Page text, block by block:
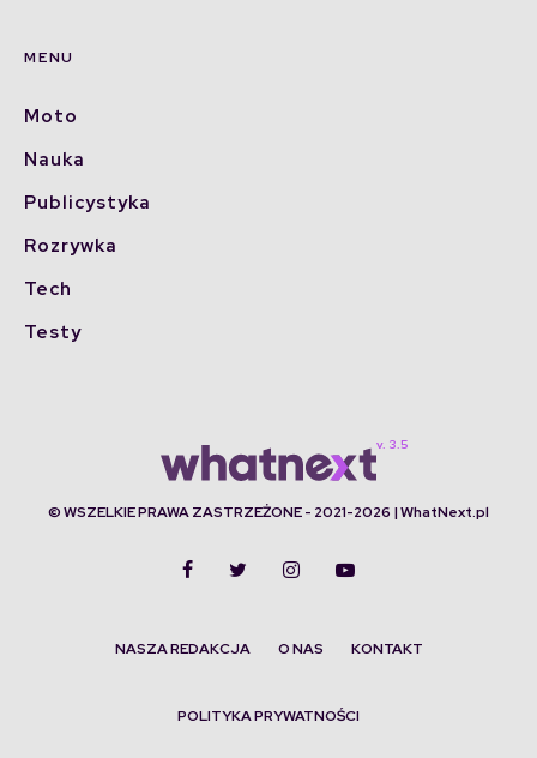
MENU
Moto
Nauka
Publicystyka
Rozrywka
Tech
Testy
© WSZELKIE PRAWA ZASTRZEŻONE - 2021-2026 | WhatNext.pl
NASZA REDAKCJA O NAS KONTAKT
POLITYKA PRYWATNOŚCI